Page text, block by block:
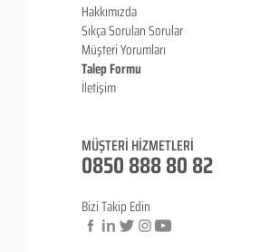
Hakkımızda
Sıkça Sorulan Sorular
Müşteri Yorumları
Talep Formu
İletişim
MÜŞTERİ HİZMETLERİ
0850 888 80 82
Bizi Takip Edin